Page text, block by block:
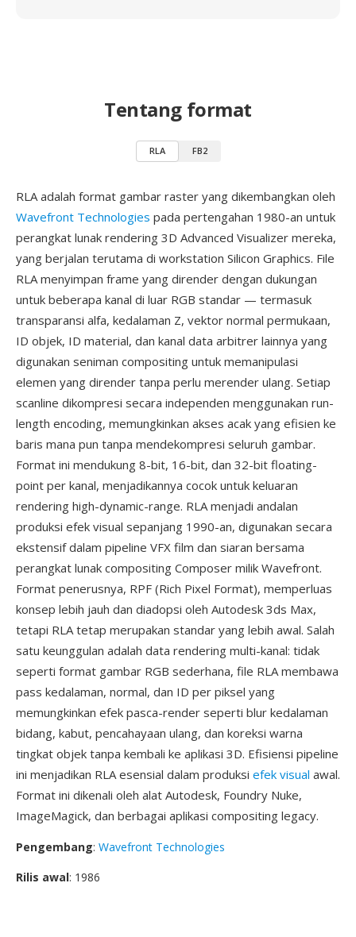
Tentang format
RLA FB2
RLA adalah format gambar raster yang dikembangkan oleh
Wavefront Technologies pada pertengahan 1980-an untuk
perangkat lunak rendering 3D Advanced Visualizer mereka,
yang berjalan terutama di workstation Silicon Graphics. File
RLA menyimpan frame yang dirender dengan dukungan
untuk beberapa kanal di luar RGB standar — termasuk
transparansi alfa, kedalaman Z, vektor normal permukaan,
ID objek, ID material, dan kanal data arbitrer lainnya yang
digunakan seniman compositing untuk memanipulasi
elemen yang dirender tanpa perlu merender ulang. Setiap
scanline dikompresi secara independen menggunakan run-
length encoding, memungkinkan akses acak yang efisien ke
baris mana pun tanpa mendekompresi seluruh gambar.
Format ini mendukung 8-bit, 16-bit, dan 32-bit floating-
point per kanal, menjadikannya cocok untuk keluaran
rendering high-dynamic-range. RLA menjadi andalan
produksi efek visual sepanjang 1990-an, digunakan secara
ekstensif dalam pipeline VFX film dan siaran bersama
perangkat lunak compositing Composer milik Wavefront.
Format penerusnya, RPF (Rich Pixel Format), memperluas
konsep lebih jauh dan diadopsi oleh Autodesk 3ds Max,
tetapi RLA tetap merupakan standar yang lebih awal. Salah
satu keunggulan adalah data rendering multi-kanal: tidak
seperti format gambar RGB sederhana, file RLA membawa
pass kedalaman, normal, dan ID per piksel yang
memungkinkan efek pasca-render seperti blur kedalaman
bidang, kabut, pencahayaan ulang, dan koreksi warna
tingkat objek tanpa kembali ke aplikasi 3D. Efisiensi pipeline
ini menjadikan RLA esensial dalam produksi efek visual awal.
Format ini dikenali oleh alat Autodesk, Foundry Nuke,
ImageMagick, dan berbagai aplikasi compositing legacy.
Pengembang: Wavefront Technologies
Rilis awal: 1986